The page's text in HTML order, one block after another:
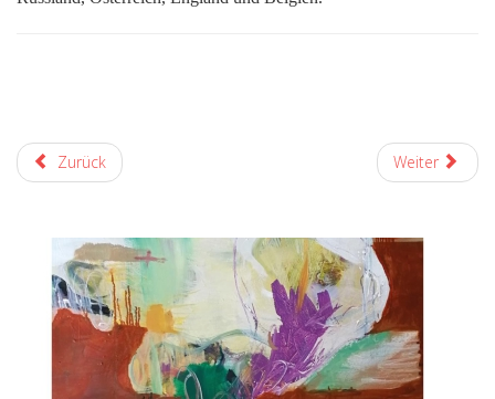
Zurück Weiter